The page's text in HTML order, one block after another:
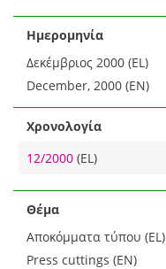
Ημερομηνία
Δεκέμβριος 2000 (EL)
December, 2000 (EN)
Χρονολογία
12/2000 (EL)
Θέμα
Αποκόμματα τύπου (EL)
Press cuttings (EN)